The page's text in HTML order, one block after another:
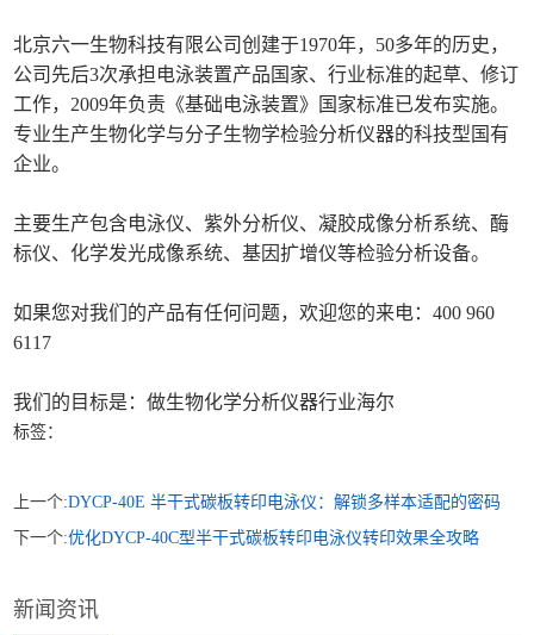
北京六一生物科技有限公司创建于1970年，50多年的历史，
公司先后3次承担电泳装置产品国家、行业标准的起草、修订
工作，2009年负责《基础电泳装置》国家标准已发布实施。
专业生产生物化学与分子生物学检验分析仪器的科技型国有
企业。
主要生产包含电泳仪、紫外分析仪、凝胶成像分析系统、酶
标仪、化学发光成像系统、基因扩增仪等检验分析设备。
如果您对我们的产品有任何问题，欢迎您的来电：400 960
6117
我们的目标是：做生物化学分析仪器行业海尔
标签：
上一个:DYCP-40E 半干式碳板转印电泳仪：解锁多样本适配的密码
下一个:优化DYCP-40C型半干式碳板转印电泳仪转印效果全攻略
新闻资讯